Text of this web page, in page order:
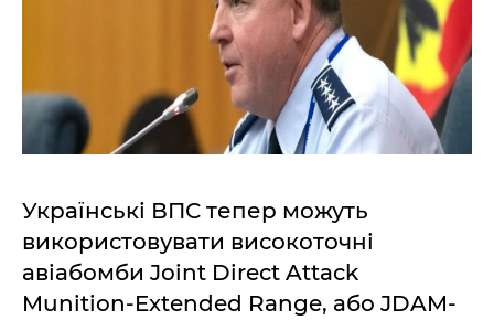
Українські ВПС тепер можуть
використовувати високоточні
авіабомби Joint Direct Attack
Munition-Extended Range, або JDAM-